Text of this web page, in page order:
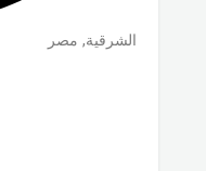
الشرقية, مصر